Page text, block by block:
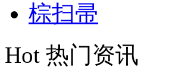
棕扫帚
Hot 热门资讯